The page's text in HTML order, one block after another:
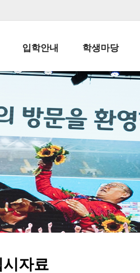
내
제
입학안내
전-편입 서류양식
입학금/수업료
교복구입안내
학생마당
학생생활규정
학교신문
자율진로동아리
유초등 소식지
자료